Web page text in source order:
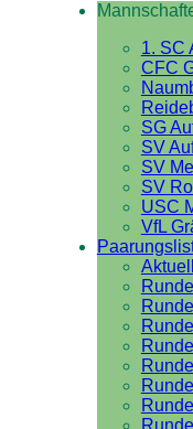
1. SC
CFC
SG
SV
SV
SV
USC
VfL